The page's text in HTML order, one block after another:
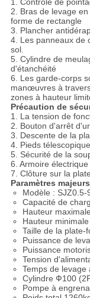
1. Contrôle de
2. Bras de levage
forme de rectangle
3. Plancher
4. Les panneaux de
sol.
5. Cylindre de
d'étanchéité
6. Les garde-corps
manœuvres à
zones à hauteur
Précaution de
1. La tension de
2. Bouton d'arrêt
3. Descente de la
4. Pieds
5. Sécurité de la
6. Armoire
7. Clôture sur la
Paramètres majeurs
Modèle : SJZ0.5-
Capacité de
Hauteur
Hauteur
Taille de la plate-
Puissance de
Puissance
Tension
Temps de levage
Cylindre Ф100
Pompe à